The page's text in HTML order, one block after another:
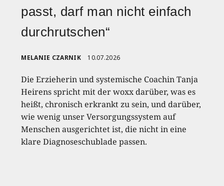
passt, darf man nicht einfach
durchrutschen“
MELANIE CZARNIK 10.07.2026
Die Erzieherin und systemische Coachin Tanja
Heirens spricht mit der woxx darüber, was es
heißt, chronisch erkrankt zu sein, und darüber,
wie wenig unser Versorgungssystem auf
Menschen ausgerichtet ist, die nicht in eine
klare Diagnoseschublade passen.